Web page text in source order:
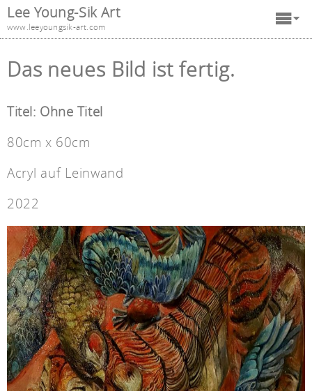
Lee Young-Sik Art
www.leeyoungsik-art.com
Das neues Bild ist fertig.
Titel: Ohne Titel
80cm x 60cm
Acryl auf Leinwand
2022